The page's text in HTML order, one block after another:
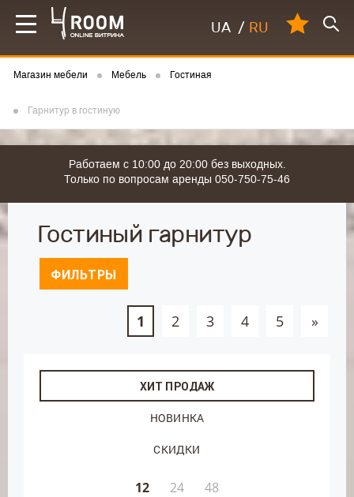
UA / RU
Магазин мебели Мебель Гостиная
Гарнитур в гостиную
Работаем с 10:00 до 20:00 без выходных.
Только по вопросам аренды 050-750-75-46
Гостиный гарнитур
ФИЛЬТРЫ
1 2 3 4 5 »
ХИТ ПРОДАЖ
НОВИНКА
СКИДКИ
12 24 48